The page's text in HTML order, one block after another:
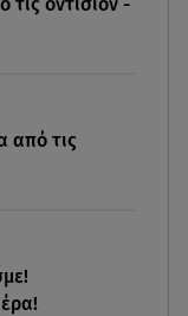
Global
ανάρτηση
από τις